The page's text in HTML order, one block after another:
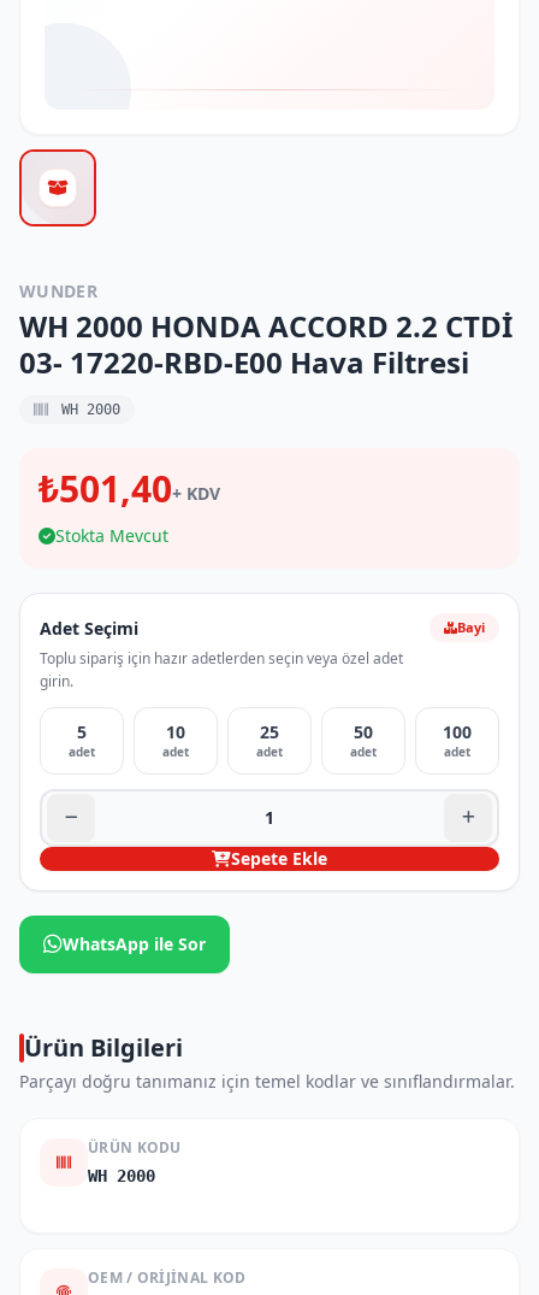
WUNDER
WH 2000 HONDA ACCORD 2.2 CTDİ
03- 17220-RBD-E00 Hava Filtresi
WH 2000
₺501,40+ KDV
Stokta Mevcut
Adet Seçimi
Toplu sipariş için hazır adetlerden seçin veya özel adet
girin.
Bayi
5
adet
10
adet
25
adet
50
adet
100
adet
Sepete Ekle
WhatsApp ile Sor
Ürün Bilgileri
Parçayı doğru tanımanız için temel kodlar ve sınıflandırmalar.
ÜRÜN KODU
WH 2000
OEM / ORIJINAL KOD